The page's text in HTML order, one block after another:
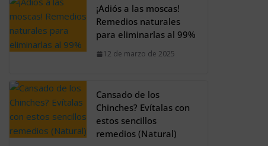
¡Adiós a las moscas!
Remedios naturales
para eliminarlas al 99%
12 de marzo de 2025
Cansado de los
Chinches? Evítalas con
estos sencillos
remedios (Natural)